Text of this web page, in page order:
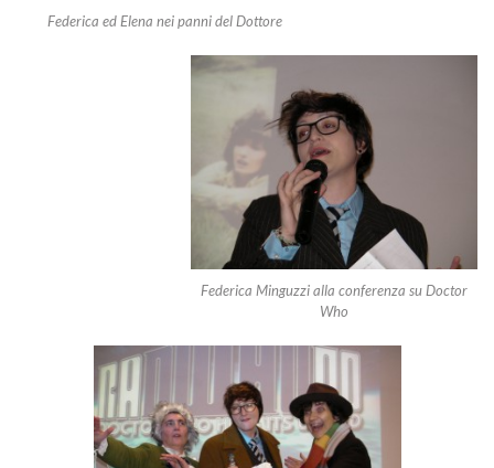
Federica ed Elena nei panni del Dottore
Federica Minguzzi alla conferenza su Doctor
Who